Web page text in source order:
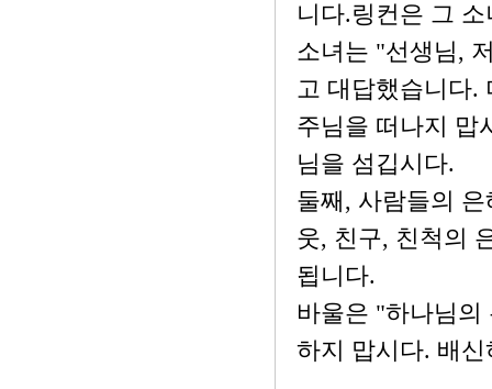
니다.링컨은 그
소녀는 "선생님,
고 대답했습니다.
주님을 떠나지 맙
님을 섬깁시다.
둘째, 사람들의
웃, 친구, 친척의
됩니다.
바울은 "하나님의
하지 맙시다. 배